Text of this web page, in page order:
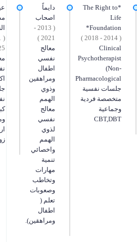
*The Right to
Life
Foundation*
( 2014 - 2018 )
Clinical
Psychotherapist
(Non-
Pharmacological
جلسات نفسية
متخصصة فردية
وجماعية
CBT,DBT
دايماً
اصحاب
( 2013 -
2021 )
معالج
نفسي
اطفال
ومراهقين
وذوي
الهمم
معالج
نفسي
لذوي
الهمم
واخصائي
تنمية
مهارات
وتخاطب
وصعوبات
تعلم (
اطفال
ومراهقين).
)